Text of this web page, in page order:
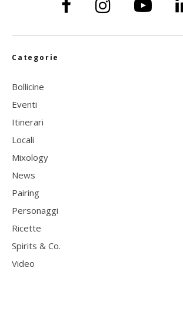
Categorie
Bollicine
Eventi
Itinerari
Locali
Mixology
News
Pairing
Personaggi
Ricette
Spirits & Co.
Video